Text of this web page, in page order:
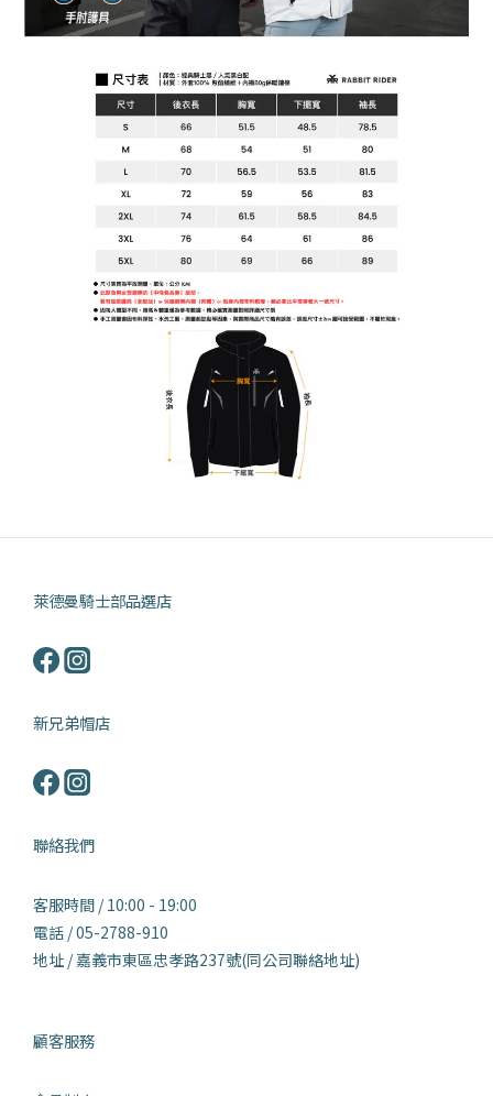
萊德曼騎士部品選店
新兄弟帽店
聯絡我們
客服時間 / 10:00 - 19:00
電話 / 05-2788-910
地址 / 嘉義市東區忠孝路237號(同公司聯絡地址)
顧客服務